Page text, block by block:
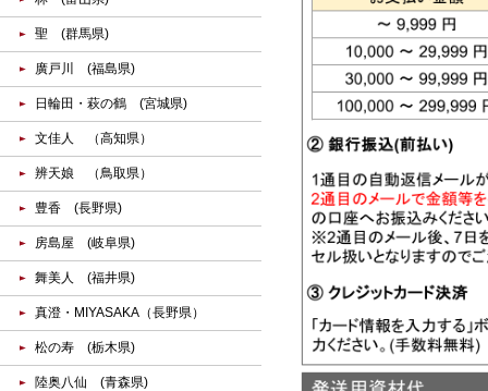
聖 (群馬県)
廣戸川 (福島県)
日輪田・萩の鶴 (宮城県)
文佳人 （高知県）
辨天娘 （鳥取県）
豊香 (長野県)
房島屋 (岐阜県)
舞美人 (福井県)
真澄・MIYASAKA（長野県）
松の寿 (栃木県)
陸奥八仙 (青森県)